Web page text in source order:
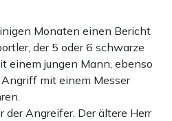
Monaten einen Bericht
der 5 oder 6 schwarze
einem jungen Mann, ebenso
mit einem Messer
der Angreifer. Der ältere Herr